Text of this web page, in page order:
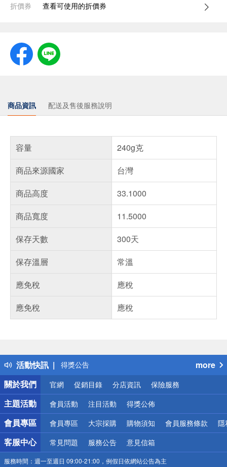
折價券 查看可使用的折價券
商品資訊 配送及售後服務說明
容量
240g克
商品來源國家
台灣
商品高度
33.1000
商品寬度
11.5000
保存天數
300天
保存溫層
常溫
應免稅
應稅
應免稅
應稅
活動快訊
得獎公告
熱門話題
銀行優惠
偏遠地區配送
詐騙網頁！請小心！
more
關於我們
官網 促銷目錄 分店資訊 保險服務
主題活動 會員活動 注目活動 得獎公佈
會員專區 會員專區 大宗採購 購物須知 會員服務條款 隱
客服中心 常見問題 服務公告 意見信箱
服務時間： 週一至週日 09:00-21:00，例假日依網站公告為主